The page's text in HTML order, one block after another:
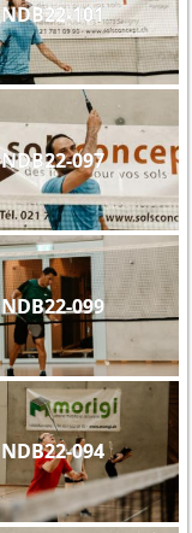
NDB22-101
NDB22-097
NDB22-099
NDB22-094